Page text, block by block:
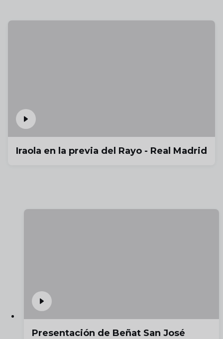
Iraola en la previa del Rayo - Real Madrid
Presentación de Beñat San José